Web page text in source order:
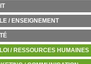
/ ENSEIGNEMENT
/ RESSOURCES HUMAINES